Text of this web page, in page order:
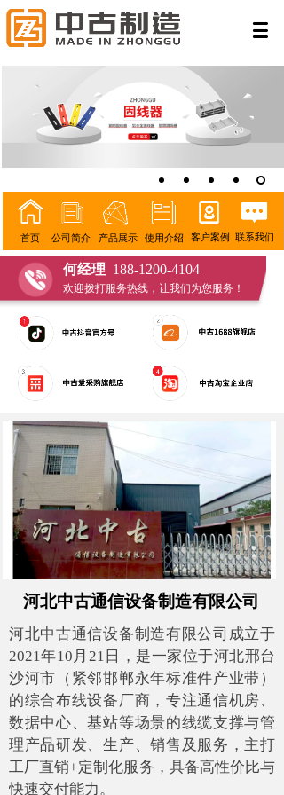
首页 使用介绍
产品展示
公司简介 客户案例 联系我们
何经理 188-1200-4104
欢迎拨打服务热线，让我们为您服务！
河北中古通信设备制造有限公司成立于
2021年10月21日，是一家位于河北邢台
沙河市（紧邻邯郸永年标准件产业带）
的综合布线设备厂商，专注通信机房、
数据中心、基站等场景的线缆支撑与管
理产品研发、生产、销售及服务，主打
工厂直销+定制化服务，具备高性价比与
快速交付能力。
河北中古通信设备制造有限公司